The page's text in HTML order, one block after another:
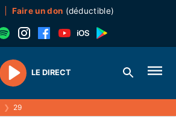
Faire un don (déductible)
Play
LE DIRECT
❯ 29